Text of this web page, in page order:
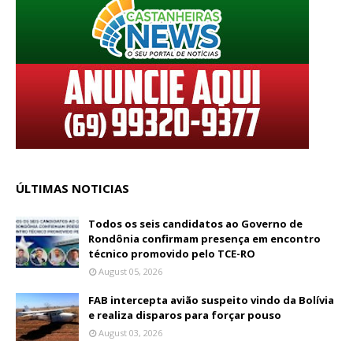
ÚLTIMAS NOTICIAS
Todos os seis candidatos ao Governo de
Rondônia confirmam presença em encontro
técnico promovido pelo TCE-RO
August 05, 2026
FAB intercepta avião suspeito vindo da Bolívia
e realiza disparos para forçar pouso
August 03, 2026